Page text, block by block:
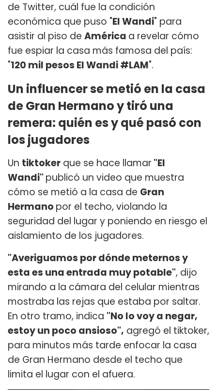
de Twitter, cuál fue la condición
económica que puso "El Wandi" para
asistir al piso de América a revelar cómo
fue espiar la casa más famosa del país:
"120 mil pesos El Wandi #LAM".
Un influencer se metió en la casa
de Gran Hermano y tiró una
remera: quién es y qué pasó con
los jugadores
Un tiktoker que se hace llamar "El
Wandi" publicó un video que muestra
cómo se metió a la casa de Gran
Hermano por el techo, violando la
seguridad del lugar y poniendo en riesgo el
aislamiento de los jugadores.
"Averiguamos por dónde meternos y
esta es una entrada muy potable", dijo
mirando a la cámara del celular mientras
mostraba las rejas que estaba por saltar.
En otro tramo, indica "No lo voy a negar,
estoy un poco ansioso", agregó el tiktoker,
para minutos más tarde enfocar la casa
de Gran Hermano desde el techo que
limita el lugar con el afuera.